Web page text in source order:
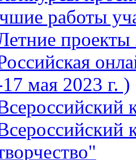
работы
проекты
мая 2023 г. )